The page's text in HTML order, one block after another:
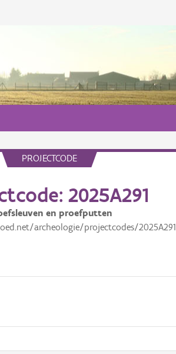
PROJECTCODE
2025A291
en proefputten
archeologie/projectcodes/2025A291